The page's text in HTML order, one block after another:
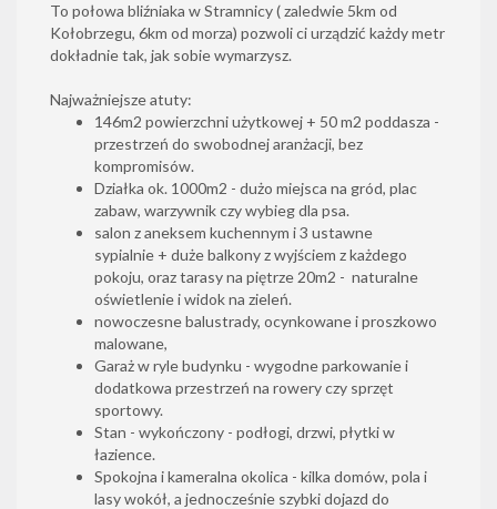
To połowa bliźniaka w Stramnicy ( zaledwie 5km od
Kołobrzegu, 6km od morza) pozwoli ci urządzić każdy metr
dokładnie tak, jak sobie wymarzysz.
Najważniejsze atuty:
146m2 powierzchni użytkowej + 50 m2 poddasza -
przestrzeń do swobodnej aranżacji, bez
kompromisów.
Działka ok. 1000m2 - dużo miejsca na gród, plac
zabaw, warzywnik czy wybieg dla psa.
salon z aneksem kuchennym i 3 ustawne
sypialnie + duże balkony z wyjściem z każdego
pokoju, oraz tarasy na piętrze 20m2 - naturalne
oświetlenie i widok na zieleń.
nowoczesne balustrady, ocynkowane i proszkowo
malowane,
Garaż w ryle budynku - wygodne parkowanie i
dodatkowa przestrzeń na rowery czy sprzęt
sportowy.
Stan - wykończony - podłogi, drzwi, płytki w
łazience.
Spokojna i kameralna okolica - kilka domów, pola i
lasy wokół, a jednocześnie szybki dojazd do